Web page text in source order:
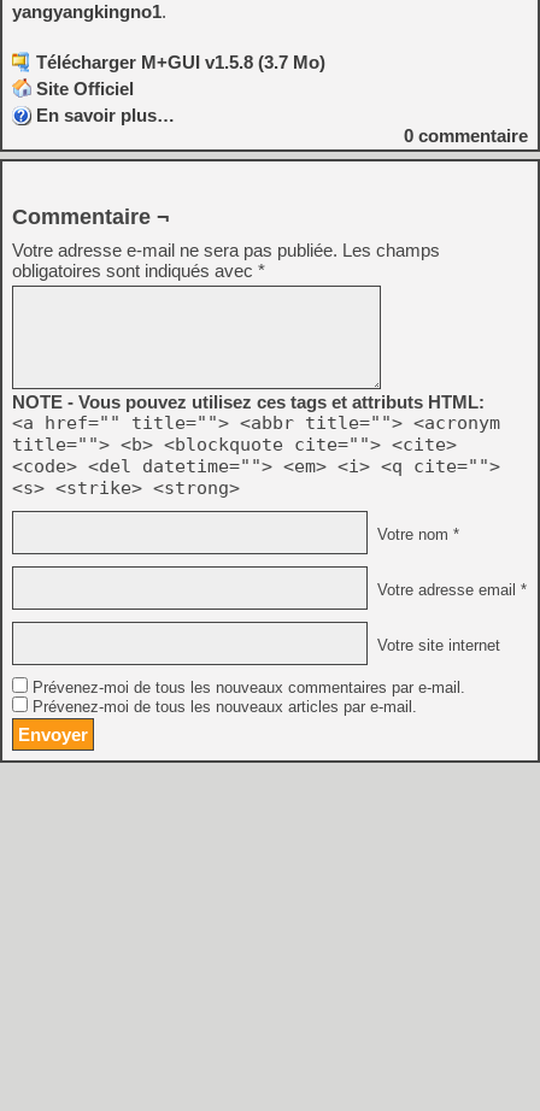
yangyangkingno1.
Télécharger M+GUI v1.5.8 (3.7 Mo)
Site Officiel
En savoir plus…
0 commentaire
Commentaire ¬
Votre adresse e-mail ne sera pas publiée. Les champs
obligatoires sont indiqués avec *
NOTE - Vous pouvez utilisez ces tags et attributs HTML:
<a href="" title=""> <abbr title=""> <acronym
title=""> <b> <blockquote cite=""> <cite>
<code> <del datetime=""> <em> <i> <q cite="">
<s> <strike> <strong>
Votre nom *
Votre adresse email *
Votre site internet
Prévenez-moi de tous les nouveaux commentaires par e-mail.
Prévenez-moi de tous les nouveaux articles par e-mail.